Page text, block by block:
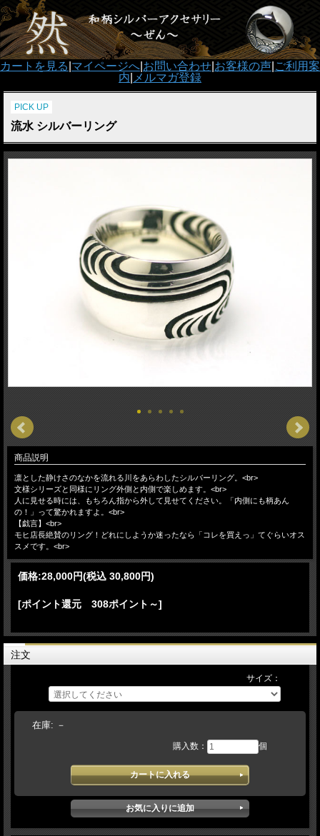
カートを見る マイページへ お問い合わせ お客様の声 ご利用案
内 メルマガ登録
PICK UP
流水 シルバーリング
商品説明
凛とした静けさのなかを流れる川をあらわしたシルバーリング。<br>
文様シリーズと同様にリング外側と内側で楽しめます。<br>
人に見せる時には、もちろん指から外して見せてください。「内側にも柄あん
の！」って驚かれますよ。<br>
【戯言】<br>
モヒ店長絶賛のリング！どれにしようか迷ったなら「コレを買えっ」てぐらいオス
スメです。<br>
価格:28,000円(税込 30,800円)
[ポイント還元 308ポイント～]
注文
サイズ：
在庫: －
購入数： 個